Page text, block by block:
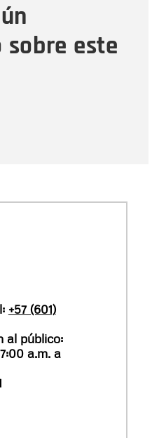
este
+57 (601)
al público:
a.m. a